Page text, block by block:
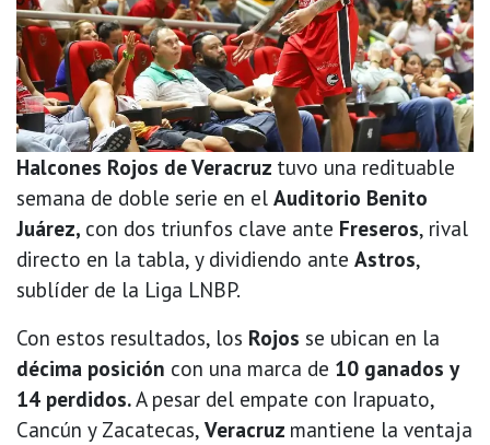
Halcones Rojos de Veracruz tuvo una redituable
semana de doble serie en el Auditorio Benito
Juárez, con dos triunfos clave ante Freseros, rival
directo en la tabla, y dividiendo ante Astros,
sublíder de la Liga LNBP.
Con estos resultados, los Rojos se ubican en la
décima posición con una marca de 10 ganados y
14 perdidos.A pesar del empate con Irapuato,
Cancún y Zacatecas, Veracruz mantiene la ventaja